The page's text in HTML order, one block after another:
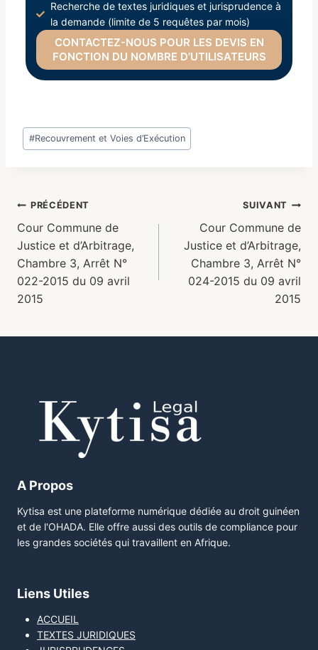
Recherche de textes juridiques et jurisprudence à
la demande (limite de 5 requêtes par mois)
CONTACTEZ-NOUS POUR LES DEVIS EN
FONCTION DU NOMBRE D’UTILISATEURS
#Recouvrement et Voies d’Exécution
PRÉCÉDENT
Cour Commune de
Justice et d’Arbitrage,
Chambre 3, Arrêt N°
022-2015 du 09 avril
2015
SUIVANT
Cour Commune de
Justice et d’Arbitrage,
Chambre 3, Arrêt N°
024-2015 du 09 avril
2015
A Propos
Kytisa est une plateforme numérique dédiée au droit guinéen
et de l'OHADA. Elle offre aussi des outils de compliance pour
les grandes sociétés qui travaillent en Afrique.
Liens Utiles
ACCUEIL
TEXTES JURIDIQUES